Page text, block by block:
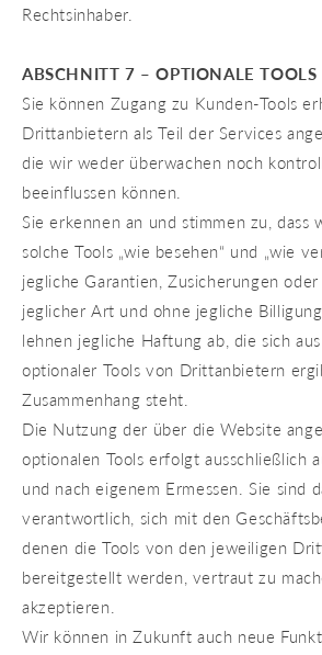
Rechtsinhaber.
ABSCHNITT 7 – OPTIONALE TOOLS
Sie können Zugang zu Kunden-Tools
Drittanbietern als Teil der Services
die wir weder überwachen noch
beeinflussen können.
Sie erkennen an und stimmen zu, dass
solche Tools „wie besehen“ und „wie
jegliche Garantien, Zusicherungen
jeglicher Art und ohne jegliche
lehnen jegliche Haftung ab, die sich
optionaler Tools von Drittanbietern
Zusammenhang steht.
Die Nutzung der über die Website
optionalen Tools erfolgt ausschließlich
und nach eigenem Ermessen. Sie sind
verantwortlich, sich mit den
denen die Tools von den jeweiligen
bereitgestellt werden, vertraut zu
akzeptieren.
Wir können in Zukunft auch neue